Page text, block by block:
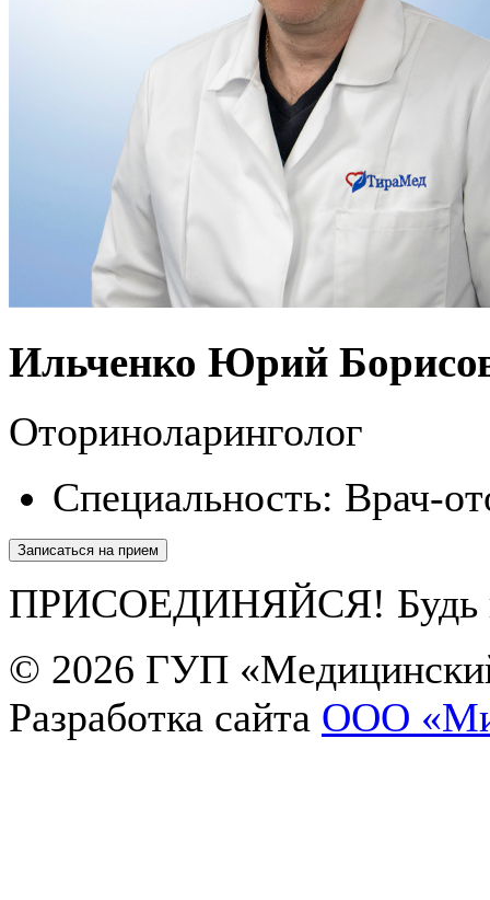
Ильченко Юрий
Оториноларинголог
Специальность: Врач-
Записаться на прием
ПРИСОЕДИНЯЙСЯ! Будь в
© 2026 ГУП
Разработка сайта OOO
Здравствуйте! Чем я могу Вам помочь?